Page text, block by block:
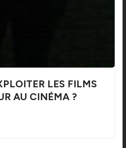
LES FILMS
AU CINÉMA ?